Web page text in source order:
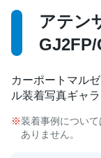
アテン
カーポートマル
ル装着写真ギャラ
装着事例につい
ありません。